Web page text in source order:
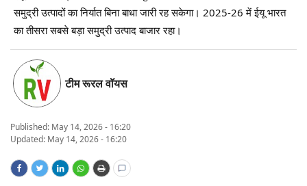
Politics
Magazine
States
Events
Agribusiness
समुद्री उत्पादों का निर्यात बिना बाधा जारी रह सकेगा। 2025-26 में ईयू भारत
का तीसरा सबसे बड़ा समुद्री उत्पाद बाजार रहा।
टीम रूरल वॉयस
Published: May 14, 2026 - 16:20
Updated: May 14, 2026 - 16:20